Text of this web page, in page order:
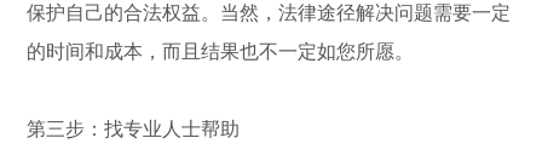
保护自己的合法权益。当然，法律途径解决问题需要一定
的时间和成本，而且结果也不一定如您所愿。
第三步：找专业人士帮助